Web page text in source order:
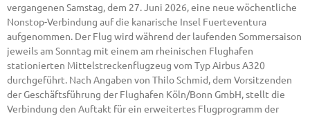
vergangenen Samstag, dem 27. Juni 2026, eine neue wöchentliche
Nonstop-Verbindung auf die kanarische Insel Fuerteventura
aufgenommen. Der Flug wird während der laufenden Sommersaison
jeweils am Sonntag mit einem am rheinischen Flughafen
stationierten Mittelstreckenflugzeug vom Typ Airbus A320
durchgeführt. Nach Angaben von Thilo Schmid, dem Vorsitzenden
der Geschäftsführung der Flughafen Köln/Bonn GmbH, stellt die
Verbindung den Auftakt für ein erweitertes Flugprogramm der